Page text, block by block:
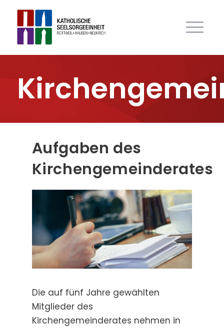
Aufgaben des
Kirchengemeinderates
Die auf fünf Jahre gewählten
Mitglieder des
Kirchengemeinderates nehmen in